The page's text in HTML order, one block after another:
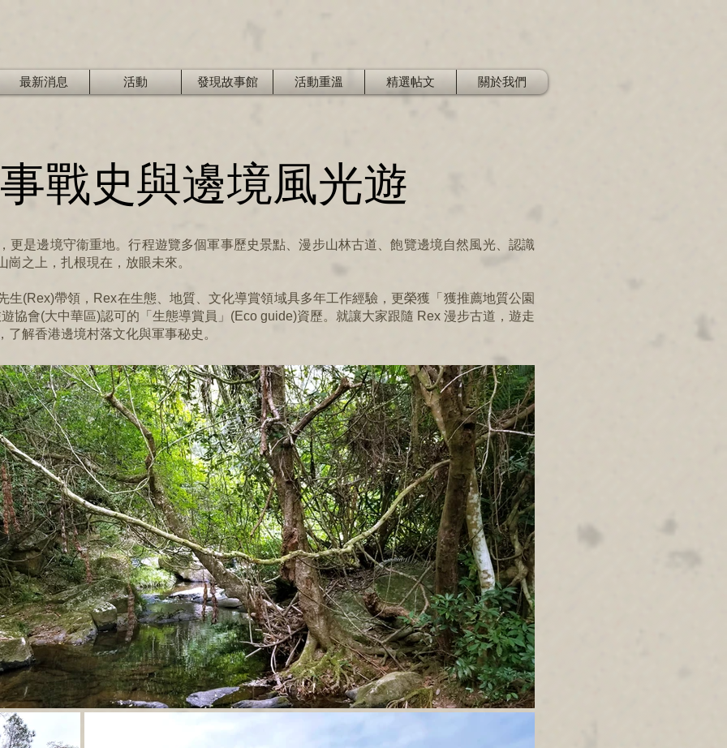
最新消息 活動 發現故事館 活動重溫 精選帖文 關於我們
戰史與邊境風光遊
更是邊境守衞重地。行程遊覽多個軍事歷史景點、漫步山林古道、飽覽邊境自然風光、認識
之上，扎根現在，放眼未來。
生(Rex)帶領，Rex在生態、地質、文化導賞領域具多年工作經驗，更榮獲「獲推薦地質公園
協會(大中華區)認可的「生態導賞員」(Eco guide)資歷。就讓大家跟隨 Rex 漫步古道，遊走
解香港邊境村落文化與軍事秘史。